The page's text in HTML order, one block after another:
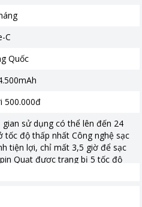
C
Quốc
500.000đ
gian sử dụng có thể lên đến 24
tốc độ thấp nhất Công nghệ sạc
tiện lợi, chỉ mất 3,5 giờ để sạc
Quạt được trang bị 5 tốc độ